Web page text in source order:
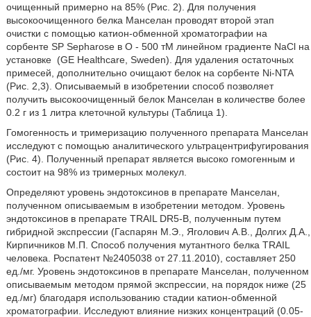
очищенный примерно на 85% (Рис. 2). Для получения
высокоочищенного белка Манселан проводят второй этап
очистки с помощью катион-обменной хроматографии на
сорбенте SP Sepharose в О - 500 тМ линейном градиенте NaCl на
установке (GE Healthcare, Sweden). Для удаления остаточных
примесей, дополнительно очищают белок на сорбенте Ni-NTA
(Рис. 2,3). Описываемый в изобретении способ позволяет
получить высокоочищенный белок Манселан в количестве более
0.2 г из 1 литра клеточной культуры (Таблица 1).
Гомогенность и тримеризацию полученного препарата Манселан
исследуют с помощью аналитического ультрацентрифугирования
(Рис. 4). Полученный препарат является высоко гомогенным и
состоит на 98% из тримерных молекул.
Определяют уровень эндотоксинов в препарате Манселан,
полученном описываемым в изобретении методом. Уровень
эндотоксинов в препарате TRAIL DR5-В, полученным путем
гибридной экспрессии (Гаспарян М.Э., Яголович А.В., Долгих Д.А.,
Кирпичников М.П. Способ получения мутантного белка TRAIL
человека. Роспатент №2405038 от 27.11.2010), составляет 250
ед./мг. Уровень эндотоксинов в препарате Манселан, полученном
описываемым методом прямой экспрессии, на порядок ниже (25
ед./мг) благодаря использованию стадии катион-обменной
хроматографии. Исследуют влияние низких концентраций (0.05-